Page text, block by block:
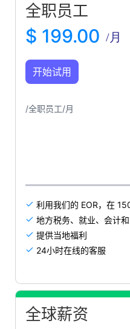
全职员工
$ 199.00 /月
开始试用
/全职员工/月
 利用我们的 EOR，在
 地方税务、就业、会计
 提供当地福利
 24小时在线的客服
全球薪资